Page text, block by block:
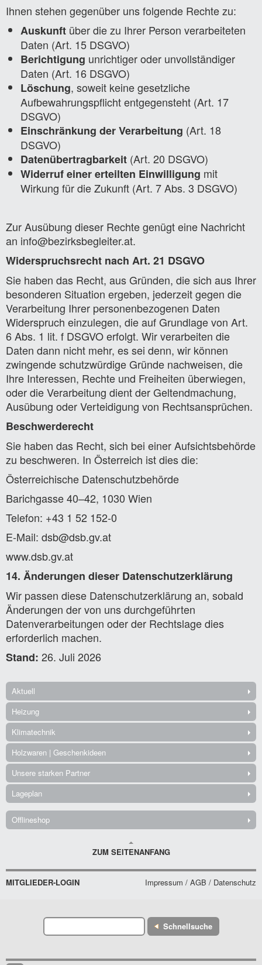
Ihnen stehen gegenüber uns folgende Rechte zu:
Auskunft über die zu Ihrer Person verarbeiteten
Daten (Art. 15 DSGVO)
Berichtigung unrichtiger oder unvollständiger
Daten (Art. 16 DSGVO)
Löschung, soweit keine gesetzliche
Aufbewahrungspflicht entgegensteht (Art. 17
DSGVO)
Einschränkung der Verarbeitung (Art. 18
DSGVO)
Datenübertragbarkeit (Art. 20 DSGVO)
Widerruf einer erteilten Einwilligung mit
Wirkung für die Zukunft (Art. 7 Abs. 3 DSGVO)
Zur Ausübung dieser Rechte genügt eine Nachricht
an info@bezirksbegleiter.at.
Widerspruchsrecht nach Art. 21 DSGVO
Sie haben das Recht, aus Gründen, die sich aus Ihrer
besonderen Situation ergeben, jederzeit gegen die
Verarbeitung Ihrer personenbezogenen Daten
Widerspruch einzulegen, die auf Grundlage von Art.
6 Abs. 1 lit. f DSGVO erfolgt. Wir verarbeiten die
Daten dann nicht mehr, es sei denn, wir können
zwingende schutzwürdige Gründe nachweisen, die
Ihre Interessen, Rechte und Freiheiten überwiegen,
oder die Verarbeitung dient der Geltendmachung,
Ausübung oder Verteidigung von Rechtsansprüchen.
Beschwerderecht
Sie haben das Recht, sich bei einer Aufsichtsbehörde
zu beschweren. In Österreich ist dies die:
Österreichische Datenschutzbehörde
Barichgasse 40–42, 1030 Wien
Telefon: +43 1 52 152-0
E-Mail: dsb@dsb.gv.at
www.dsb.gv.at
14. Änderungen dieser Datenschutzerklärung
Wir passen diese Datenschutzerklärung an, sobald
Änderungen der von uns durchgeführten
Datenverarbeitungen oder der Rechtslage dies
erforderlich machen.
Stand: 26. Juli 2026
Aktuell
Heizung
Klimatechnik
Holzwaren | Geschenkideen
Unsere starken Partner
Lageplan
Offlineshop
ZUM SEITENANFANG
MITGLIEDER-LOGIN Impressum / AGB / Datenschutz
Schnellsuche